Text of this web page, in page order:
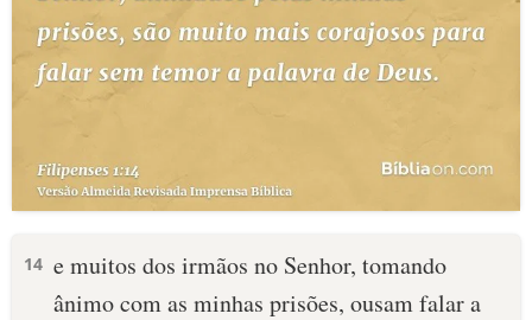
14 e muitos dos irmãos no Senhor, tomando
ânimo com as minhas prisões, ousam falar a